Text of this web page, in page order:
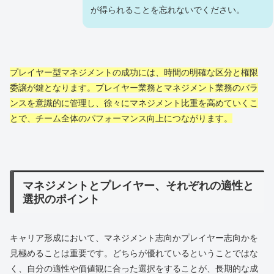
が得られることを忘れないでください。
プレイヤー型マネジメントの成功には、時間の明確な区分と権限
委譲が鍵となります。プレイヤー業務とマネジメント業務のバラ
ンスを意識的に管理し、徐々にマネジメント比重を高めていくこ
とで、チーム全体のパフォーマンス向上につながります。
マネジメントとプレイヤー、それぞれの適性と
選択のポイント
キャリア形成において、マネジメント志向かプレイヤー志向かを
見極めることは重要です。どちらが優れているということではな
く、自分の適性や価値観に合った選択をすることが、長期的な成